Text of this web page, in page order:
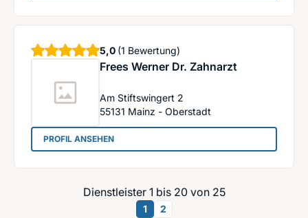
Frees Werner Dr. Zahnarzt
Am Stiftswingert 2
55131 Mainz - Oberstadt
5,0 Sterne
(1 Bewertung)
PROFIL ANSEHEN: Frees Werner Dr. Zahnarzt
Dienstleister 1 bis 20 von 25
1 2